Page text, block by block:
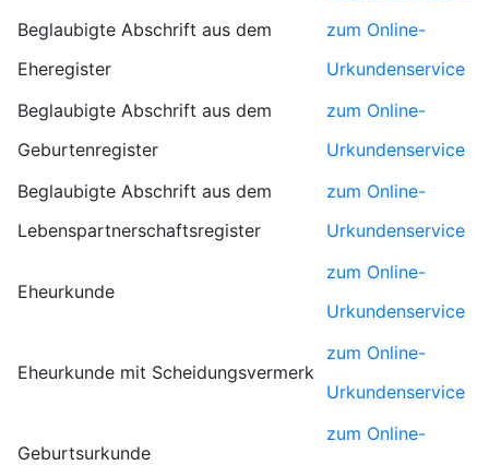
Beglaubigte Abschrift aus dem
Eheregister
zum Online-
Urkundenservice
Beglaubigte Abschrift aus dem
Geburtenregister
zum Online-
Urkundenservice
Beglaubigte Abschrift aus dem
Lebenspartnerschaftsregister
zum Online-
Urkundenservice
Eheurkunde
zum Online-
Urkundenservice
Eheurkunde mit Scheidungsvermerk
zum Online-
Urkundenservice
Geburtsurkunde
zum Online-